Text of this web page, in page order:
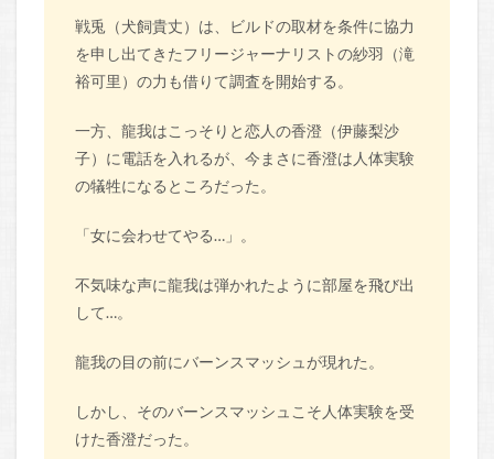
戦兎（犬飼貴丈）は、ビルドの取材を条件に協力
を申し出てきたフリージャーナリストの紗羽（滝
裕可里）の力も借りて調査を開始する。
一方、龍我はこっそりと恋人の香澄（伊藤梨沙
子）に電話を入れるが、今まさに香澄は人体実験
の犠牲になるところだった。
「女に会わせてやる…」。
不気味な声に龍我は弾かれたように部屋を飛び出
して…。
龍我の目の前にバーンスマッシュが現れた。
しかし、そのバーンスマッシュこそ人体実験を受
けた香澄だった。